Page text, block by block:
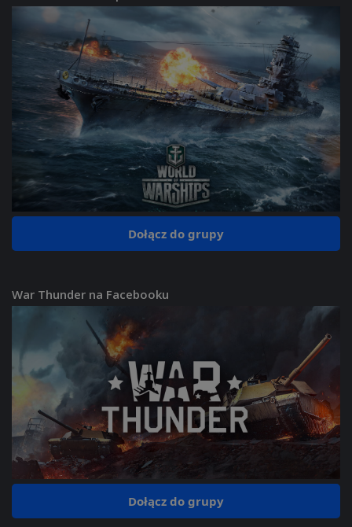
Dołącz do grupy
War Thunder na Facebooku
Dołącz do grupy